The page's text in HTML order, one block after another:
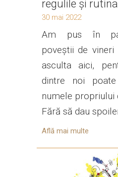
regulile și rutina
30 mai 2022
Am pus în
poveștii de
asculta aici,
dintre noi
numele propriului
Fără să dau
Află mai multe